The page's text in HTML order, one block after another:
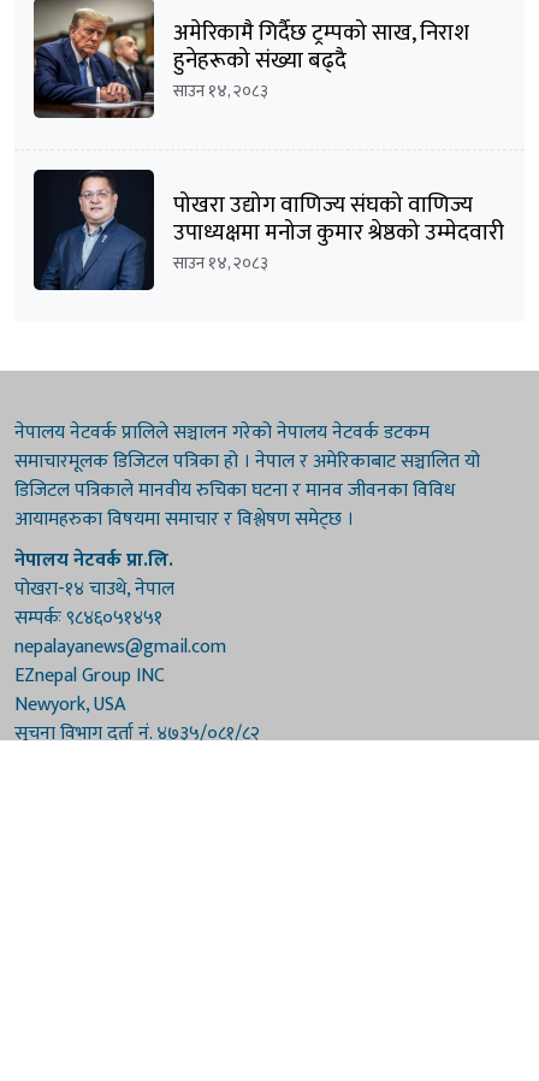
अमेरिकामै गिर्दैछ ट्रम्पको साख, निराश
हुनेहरूको संख्या बढ्दै
साउन १४, २०८३
पोखरा उद्योग वाणिज्य संघको वाणिज्य
उपाध्यक्षमा मनोज कुमार श्रेष्ठको उम्मेदवारी
घोषणा
साउन १४, २०८३
नेपालय नेटवर्क प्रालिले सञ्चालन गरेको नेपालय नेटवर्क डटकम
समाचारमूलक डिजिटल पत्रिका हो । नेपाल र अमेरिकाबाट सञ्चालित यो
डिजिटल पत्रिकाले मानवीय रुचिका घटना र मानव जीवनका विविध
आयामहरुका विषयमा समाचार र विश्लेषण समेट्छ ।
नेपालय नेटवर्क प्रा.लि.
पोखरा-१४ चाउथे, नेपाल
सम्पर्कः ९८४६०५१४५१
nepalayanews@gmail.com
EZnepal Group INC
Newyork, USA
सूचना विभाग दर्ता नं. ४७३५/०८१/८२